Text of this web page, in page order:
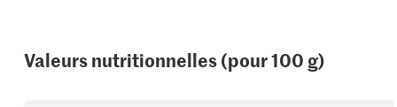
Valeurs nutritionnelles (pour 100 g)